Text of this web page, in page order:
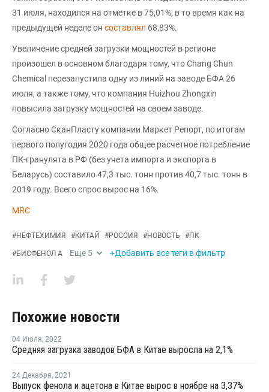
31 июля, находился на отметке в 75,01%, в то время как на
предыдущей неделе он составлял 68,83%.
Увеличение средней загрузки мощностей в регионе
произошел в основном благодаря тому, что Chang Chun
Chemical перезапустила одну из линий на заводе БФА 26
июля, а также тому, что компания Huizhou Zhongxin
повысила загрузку мощностей на своем заводе.
Согласно СканПласту компании Маркет Репорт, по итогам
первого полугодия 2020 года общее расчетное потребление
ПК-гранулята в РФ (без учета импорта и экспорта в
Беларусь) составило 47,3 тыс. тонн против 40,7 тыс. тонн в
2019 году. Всего спрос вырос на 16%.
MRC
#НЕФТЕХИМИЯ #КИТАЙ #РОССИЯ #НОВОСТЬ #ПК
#БИСФЕНОЛ А Еще 5 +Добавить все теги в фильтр
Похожие новости
04 Июля, 2022
Средняя загрузка заводов БФА в Китае выросла на 2,1%
24 Декабря, 2021
Выпуск фенола и ацетона в Китае вырос в ноябре на 3,37%